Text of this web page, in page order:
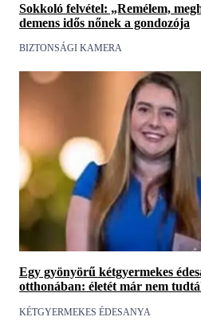
Sokkoló felvétel: „Remélem,
demens idős nőnek a gondozója
BIZTONSÁGI KAMERA
Egy gyönyörű kétgyermekes
otthonában: életét már nem
KÉTGYERMEKES ÉDESANYA